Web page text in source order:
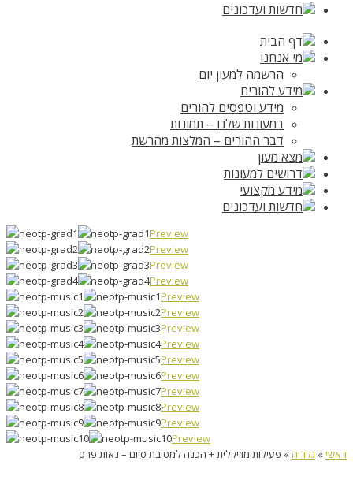
חדשות ועדכונים
דף הבית
מי אנחנו
הרשמה למעון יום
מידע להורים
מידע וטפסים להורים
במעונות שלנו – תמונות
דבר ההורים – המלצות מהרשת
מצא מעון
דרושים למעונות
מידע מקצועי
חדשות ועדכונים
Preview
Preview
Preview
Preview
Preview
Preview
Preview
Preview
Preview
Preview
Preview
Preview
Preview
Preview
ראשי» גלריה» פעילות מוזיקלית + הכנה למסיבת סיום – נאות פרס